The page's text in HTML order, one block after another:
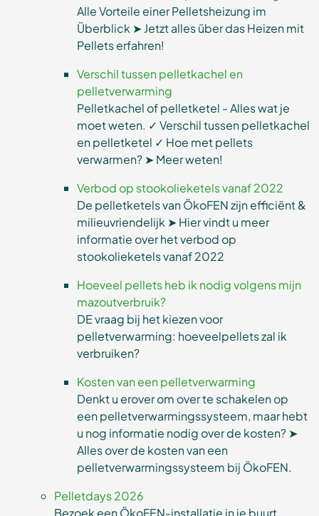
Alle Vorteile einer Pelletsheizung im
Überblick ➤ Jetzt alles über das Heizen mit
Pellets erfahren!
Verschil tussen pelletkachel en
pelletverwarming
Pelletkachel of pelletketel - Alles wat je
moet weten. ✓ Verschil tussen pelletkachel
en pelletketel ✓ Hoe met pellets
verwarmen? ➤ Meer weten!
Verbod op stookolieketels vanaf 2022
De pelletketels van ÖkoFEN zijn efficiënt &
milieuvriendelijk ➤ Hier vindt u meer
informatie over het verbod op
stookolieketels vanaf 2022
Hoeveel pellets heb ik nodig volgens mijn
mazoutverbruik?
DE vraag bij het kiezen voor
pelletverwarming: hoeveelpellets zal ik
verbruiken?
Kosten van een pelletverwarming
Denkt u erover om over te schakelen op
een pelletverwarmingssysteem, maar hebt
u nog informatie nodig over de kosten? ➤
Alles over de kosten van een
pelletverwarmingssysteem bij ÖkoFEN.
Pelletdays 2026
Bezoek een ÖkoFEN-installatie in je buurt